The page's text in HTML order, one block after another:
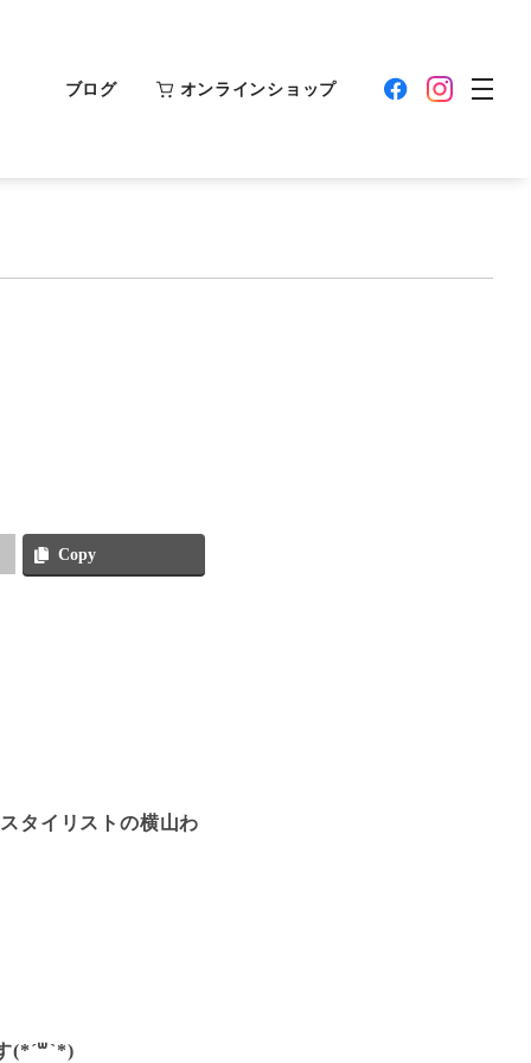
ブログ オンラインショップ
Copy
タイリストの横山わ
(*´꒳`*)